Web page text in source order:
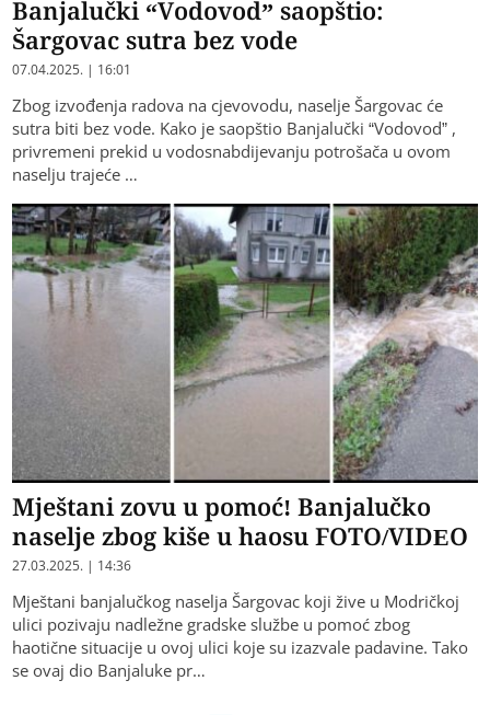
Banjalučki “Vodovod” saopštio:
Šargovac sutra bez vode
07.04.2025. | 16:01
Zbog izvođenja radova na cjevovodu, naselje Šargovac će
sutra biti bez vode. Kako je saopštio Banjalučki “Vodovod” ,
privremeni prekid u vodosnabdijevanju potrošača u ovom
naselju trajeće …
Mještani zovu u pomoć! Banjalučko
naselje zbog kiše u haosu FOTO/VIDEO
27.03.2025. | 14:36
Mještani banjalučkog naselja Šargovac koji žive u Modričkoj
ulici pozivaju nadležne gradske službe u pomoć zbog
haotične situacije u ovoj ulici koje su izazvale padavine. Tako
se ovaj dio Banjaluke pr…